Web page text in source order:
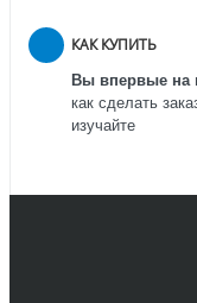
КАК КУПИТЬ
Вы впервые на
как сделать
изучайте